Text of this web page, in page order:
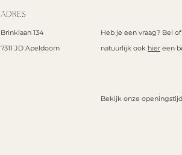
ADRES
Brinklaan 134
7311 JD Apeldoorn
Heb je een vraag? Bel
natuurlijk ook hier een
Bekijk onze